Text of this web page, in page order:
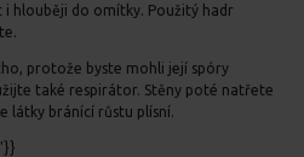
hlouběji do omítky. Použitý hadr
protože byste mohli její spóry
také respirátor. Stěny poté natřete
látky bránící růstu plísní.